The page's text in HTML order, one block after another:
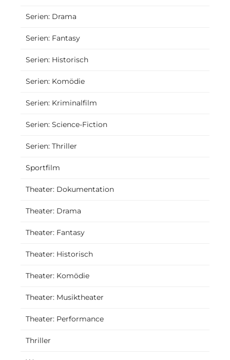
Serien: Drama
Serien: Fantasy
Serien: Historisch
Serien: Komödie
Serien: Kriminalfilm
Serien: Science-Fiction
Serien: Thriller
Sportfilm
Theater: Dokumentation
Theater: Drama
Theater: Fantasy
Theater: Historisch
Theater: Komödie
Theater: Musiktheater
Theater: Performance
Thriller